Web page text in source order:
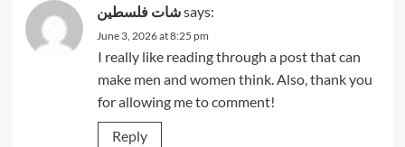
شات فلسطينsays:
June 3, 2026 at 8:25 pm
I really like reading through a post that can
make men and women think. Also, thank you
for allowing me to comment!
Reply